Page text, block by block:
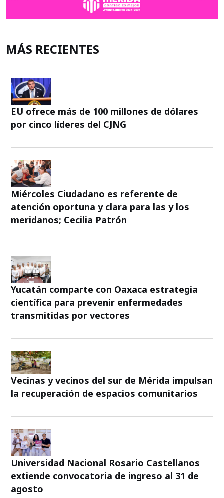
MÁS RECIENTES
EU ofrece más de 100 millones de dólares
por cinco líderes del CJNG
Miércoles Ciudadano es referente de
atención oportuna y clara para las y los
meridanos; Cecilia Patrón
Yucatán comparte con Oaxaca estrategia
científica para prevenir enfermedades
transmitidas por vectores
Vecinas y vecinos del sur de Mérida impulsan
la recuperación de espacios comunitarios
Universidad Nacional Rosario Castellanos
extiende convocatoria de ingreso al 31 de
agosto